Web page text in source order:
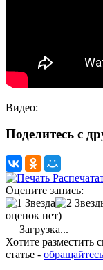
Видео:
Поделитесь с
Оцените запись:
оценок нет)
Загрузка...
Хотите
статье -